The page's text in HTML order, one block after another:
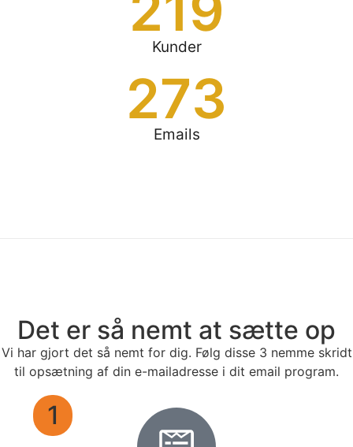
Kunder
Emails
273
Det er så nemt at sætte op
Vi har gjort det så nemt for dig. Følg disse 3 nemme skridt
til opsætning af din e-mailadresse i dit email program.
1